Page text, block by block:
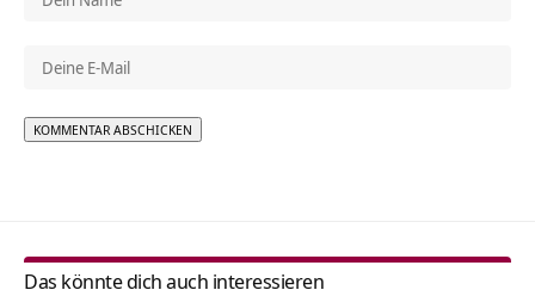
Das könnte dich auch interessieren